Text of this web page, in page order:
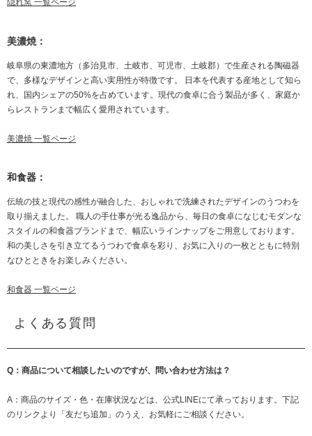
隠れ窯 一覧ページ
美濃焼：
岐阜県の東濃地方（多治見市、土岐市、可児市、土岐郡）で生産される陶磁器
で、多様なデザインと高い実用性が特徴です。 日本を代表する産地として知ら
れ、国内シェアの50%を占めています。現代の食卓に合う製品が多く、家庭か
らレストランまで幅広く愛用されています。
美濃焼 一覧ページ
和食器：
伝統の技と現代の感性が融合した、おしゃれで洗練されたデザインのうつわを
取り揃えました。 職人の手仕事が光る逸品から、毎日の食卓になじむモダンな
スタイルの和食器ブランドまで、幅広いラインナップをご用意しております。
和の美しさを引き立てるうつわで食卓を彩り、お気に入りの一枚とともに特別
なひとときをお楽しみください。
和食器 一覧ページ
よくある質問
Q：商品について相談したいのですが、問い合わせ方法は？
A：商品のサイズ・色・在庫状況などは、公式LINEにて承っております。下記
のリンクより「友だち追加」のうえ、お気軽にご相談ください。